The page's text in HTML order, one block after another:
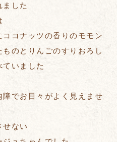
した
コナッツの香りのモモン
のとりんごのすりおろし
いました
でお目々がよく見えませ
せない